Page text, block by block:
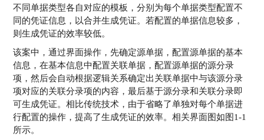
不同单据类型各自对应的模板，分别为每个单据类型配置不
同的凭证信息，以合并生成凭证。若配置的单据信息较多，
则生成凭证的效率较低。
该案中，通过界面操作，先确定源单据，配置源单据的基本
信息，在基本信息中配置关联单据，配置源单据的源分录
项，然后会自动根据逻辑关系确定出关联单据中与该源分录
项对应的关联分录项的内容，最后基于源分录和关联分录即
可生成凭证。相比传统技术，由于省略了单独对每个单据进
行配置的操作，提高了生成凭证的效率。相关界面图如图1-1
所示。